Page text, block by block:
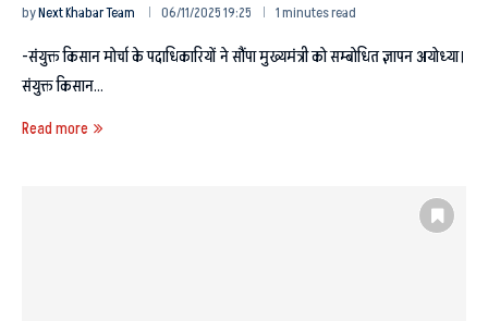
byNext Khabar Team 06/11/2025 19:25 1 minutes read
-संयुक्त किसान मोर्चा के पदाधिकारियों ने सौंपा मुख्यमंत्री को सम्बोधित ज्ञापन अयोध्या।
संयुक्त किसान…
Read more